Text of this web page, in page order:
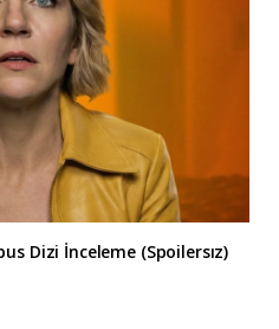
Dizi İnceleme (Spoilersız)